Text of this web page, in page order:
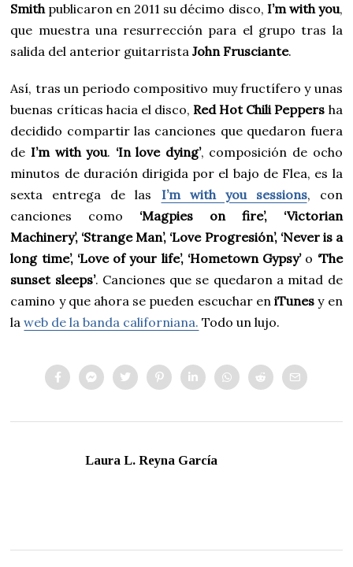
Smithpublicaron en 2011 su décimo disco, I’m with you,
que muestra una resurrección para el grupo tras la
salida del anterior guitarristaJohn Frusciante.
Así, tras un periodo compositivo muy fructífero y unas
buenas críticas hacia el disco,Red Hot Chili Peppers ha
decidido compartir las canciones que quedaron fuera
deI’m with you. ‘In love dying’, composición de ocho
minutos de duración dirigida por el bajo de Flea, es la
sexta entrega de las I’m with you sessions, con
canciones como ‘Magpies on fire’, ‘Victorian
Machinery’, ‘Strange Man’, ‘Love Progresión’, ‘Never is a
long time’, ‘Love of your life’, ‘Hometown Gypsy’ o ‘The
sunset sleeps’. Canciones que se quedaron a mitad de
camino y que ahora se pueden escuchar eniTunes y en
laweb de la banda californiana. Todo un lujo.
Laura L. Reyna García